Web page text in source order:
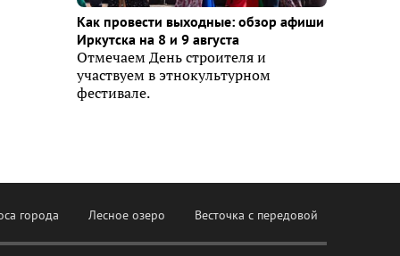
Как провести выходные: обзор афиши
Иркутска на 8 и 9 августа
Отмечаем День строителя и
участвуем в этнокультурном
фестивале.
города Лесное озеро Весточка с передовой